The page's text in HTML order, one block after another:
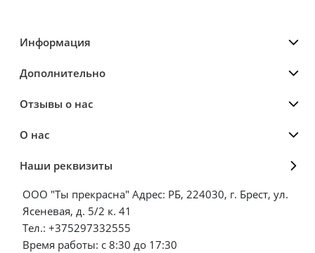
Информация
Дополнительно
Отзывы о нас
О нас
Наши реквизиты
ООО "Ты прекрасна" Адрес: РБ, 224030, г. Брест, ул.
Ясеневая, д. 5/2 к. 41
Тел.: +375297332555
Время работы: с 8:30 до 17:30